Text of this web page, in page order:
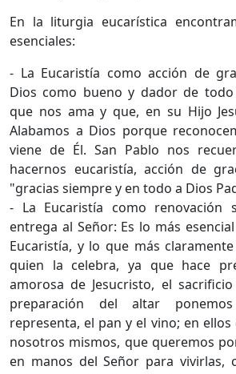
En la liturgia eucarística
esenciales:
- La Eucaristía como acción de
Dios como bueno y dador de
que nos ama y que, en su Hijo
Alabamos a Dios porque
viene de Él. San Pablo nos
hacernos eucaristía, acción de
"gracias siempre y en todo a Dios
- La Eucaristía como renovación
entrega al Señor: Es lo más
Eucaristía, y lo que más
quien la celebra, ya que hace
amorosa de Jesucristo, el
preparación del altar
representa, el pan y el vino; en
nosotros mismos, que queremos
en manos del Señor para vivirlas,